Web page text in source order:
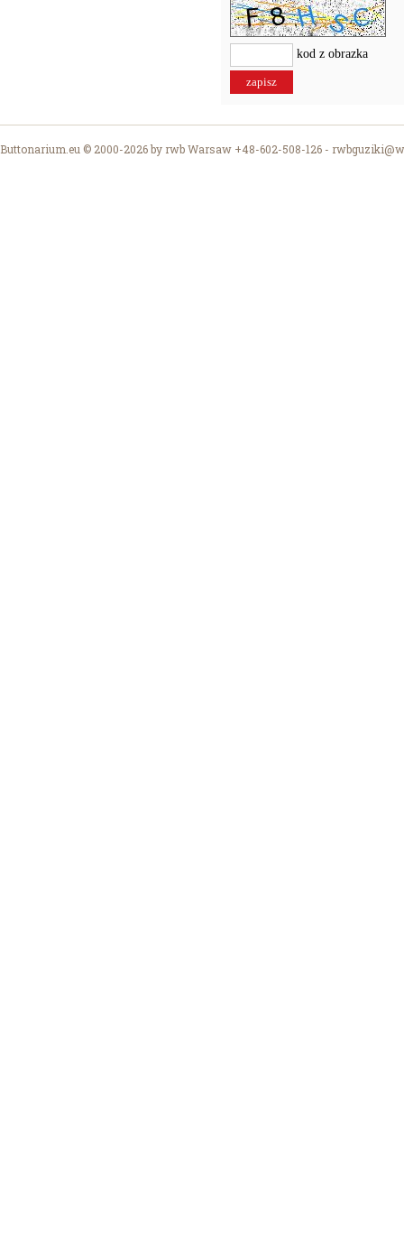
kod z obrazka
Buttonarium.eu © 2000-2026 by rwb Warsaw +48-602-508-126 -